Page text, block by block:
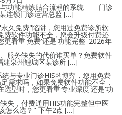
功能精炼贴合流程的系统——门诊
连锁门诊运营总监 […]
久免费"陷阱，您用过免费诊所软
费软件功能不全，您会升级付费还
更看重'免费'还是'功能完整' 2026年
服务缺失的代价谁买单？免费软件
建泉州鲤城区某诊所 […]
与专业门诊HIS的博弈，您用免费
需求吗，如果免费软件功能不全，
选型时，您更看重'专业深度'还是'功
失，付费通用HIS功能完整但中医
怎么选？" 下午2点 […]